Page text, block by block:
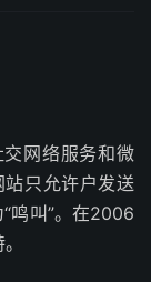
网络服务和微
只允许户发送
鸣叫”。在2006